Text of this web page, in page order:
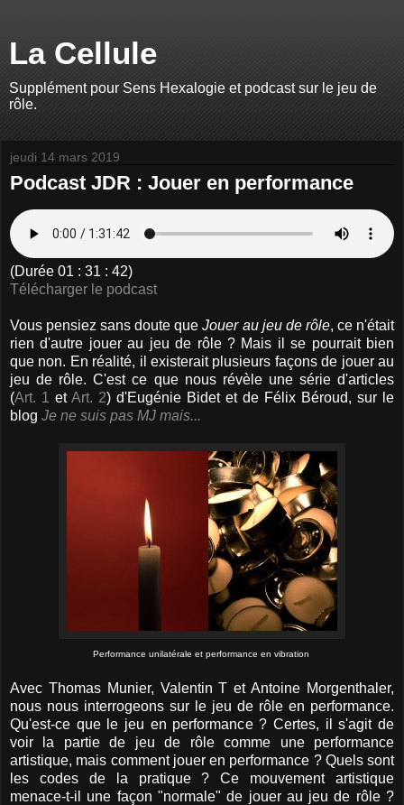
La Cellule
Supplément pour Sens Hexalogie et podcast sur le jeu de
rôle.
jeudi 14 mars 2019
Podcast JDR : Jouer en performance
(Durée 01 : 31 : 42)
Télécharger le podcast
Vous pensiez sans doute queJouer au jeu de rôle, ce n'était
rien d'autre jouer au jeu de rôle ? Mais il se pourrait bien
que non. En réalité, il existerait plusieurs façons de jouer au
jeu de rôle. C'est ce que nous révèle une série d'articles
(Art. 1 et Art. 2) d'Eugénie Bidet et de Félix Béroud, sur le
blog Je ne suis pas MJ mais...
Performance unilatérale et performance en vibration
Avec Thomas Munier, Valentin T et Antoine Morgenthaler,
nous nous interrogeons sur le jeu de rôle en performance.
Qu'est-ce que le jeu en performance ? Certes, il s'agit de
voir la partie de jeu de rôle comme une performance
artistique, mais comment jouer en performance ? Quels sont
les codes de la pratique ? Ce mouvement artistique
menace-t-il une façon "normale" de jouer au jeu de rôle ?